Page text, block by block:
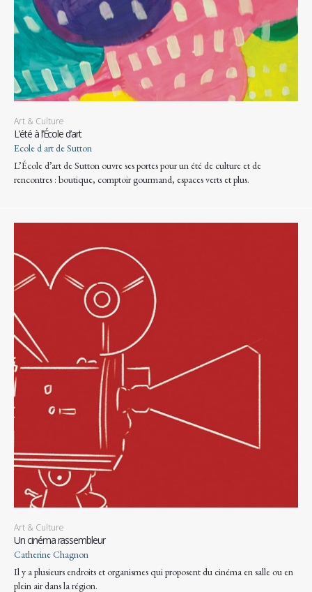
Art & Culture
L’été à l’École d’art
Ecole d art de Sutton
L’École d’art de Sutton ouvre ses portes pour un été de culture et de
rencontres : boutique, comptoir gourmand, espaces verts et plus.
Art & Culture
Un cinéma rassembleur
Catherine Chagnon
Il y a plusieurs endroits et organismes qui proposent du cinéma en salle ou en
plein air dans la région.